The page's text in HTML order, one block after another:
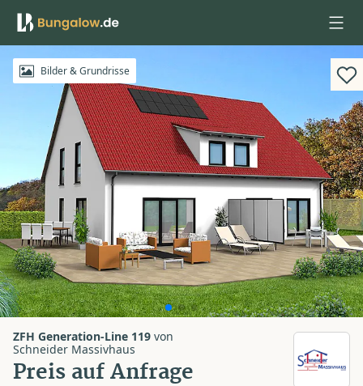
Anmelden
Bilder & Grundrisse
ZFH Generation-Line 119 von
Schneider Massivhaus
Preis auf Anfrage